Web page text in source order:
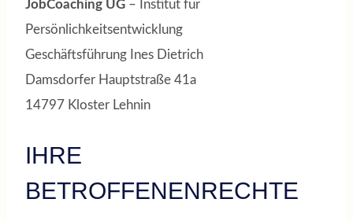
JobCoaching UG – Institut für
Persönlichkeitsentwicklung
Geschäftsführung Ines Dietrich
Damsdorfer Hauptstraße 41a
14797 Kloster Lehnin
IHRE
BETROFFENENRECHTE